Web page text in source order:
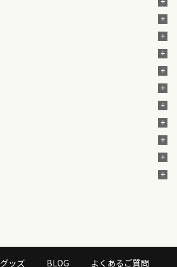
グッズ BLOG よくあるご質問